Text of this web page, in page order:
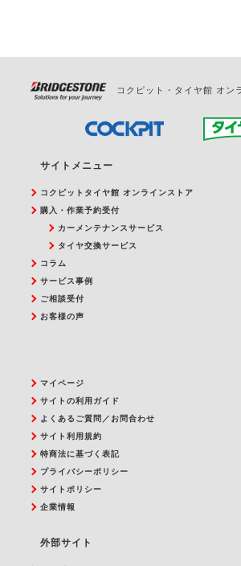
コクピット・タイヤ館 オン
サイトメニュー
コクピットタイヤ館 オンラインストア
購入・作業予約受付
カーメンテナンスサービス
タイヤ交換サービス
コラム
サービス事例
ご相談受付
お客様の声
マイページ
サイトの利用ガイド
よくあるご質問／お問合わせ
サイト利用規約
特商法に基づく表記
プライバシーポリシー
サイトポリシー
企業情報
外部サイト